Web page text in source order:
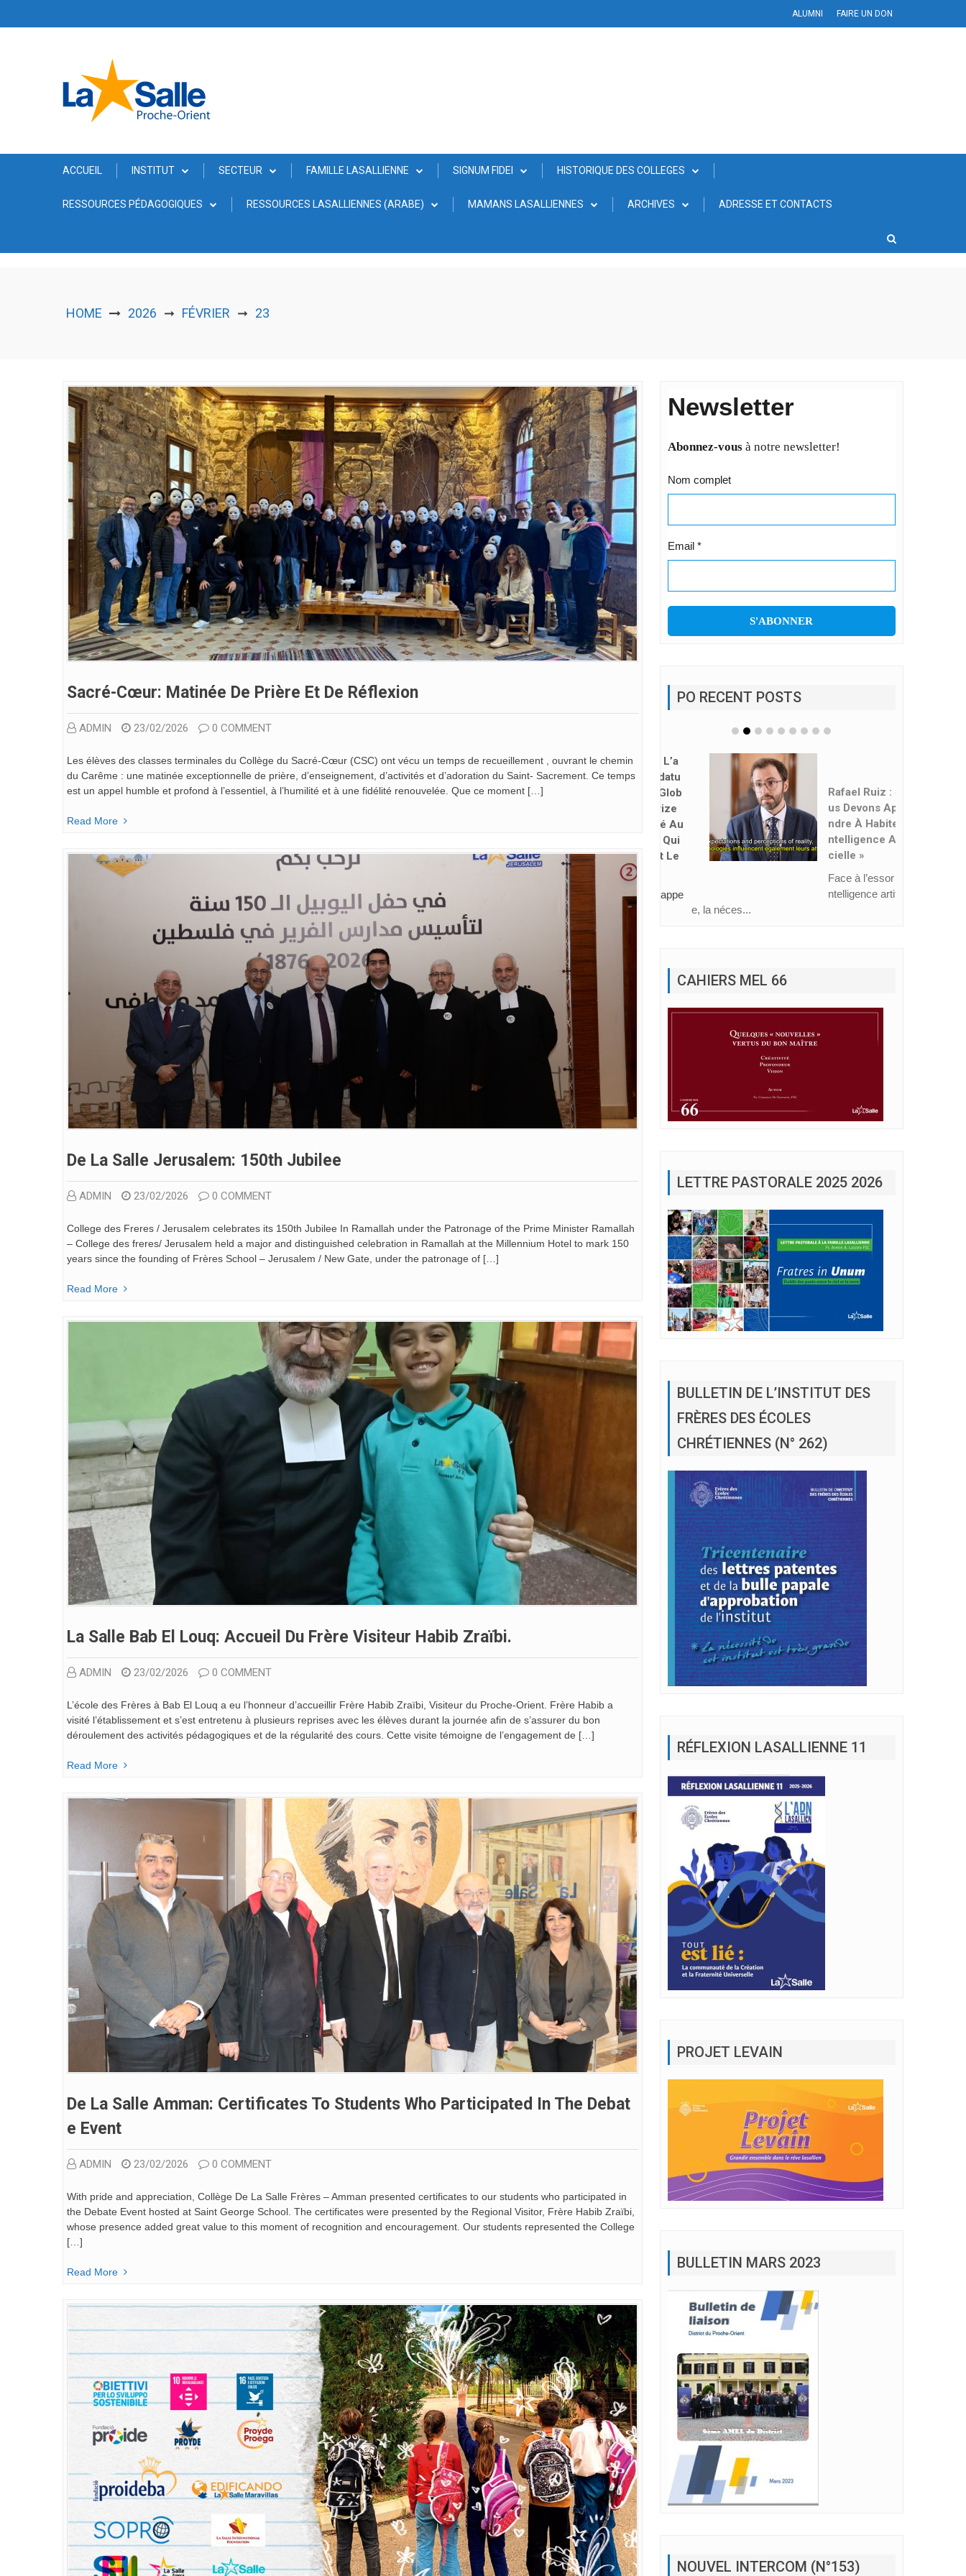
ALUMNI FAIRE UN DON
ACCUEIL INSTITUT SECTEUR FAMILLE LASALLIENNE SIGNUM FIDEI HISTORIQUE DES COLLEGES
RESSOURCES PÉDAGOGIQUES RESSOURCES LASALLIENNES (ARABE) MAMANS LASALLIENNES ARCHIVES ADRESSE ET CONTACTS
HOME 2026 ➞ FÉVRIER ➞ 23
Sacré-Cœur: Matinée De Prière Et De Réflexion
ADMIN 23/02/2026 0 COMMENT
Les élèves des classes terminales du Collège du Sacré-Cœur (CSC) ont vécu un temps de recueillement , ouvrant le chemin
du Carême : une matinée exceptionnelle de prière, d’enseignement, d’activités et d’adoration du Saint- Sacrement. Ce temps
est un appel humble et profond à l’essentiel, à l’humilité et à une fidélité renouvelée. Que ce moment […]
Read More
De La Salle Jerusalem: 150th Jubilee
ADMIN 23/02/2026 0 COMMENT
College des Freres / Jerusalem celebrates its 150th Jubilee In Ramallah under the Patronage of the Prime Minister Ramallah
– College des freres/ Jerusalem held a major and distinguished celebration in Ramallah at the Millennium Hotel to mark 150
years since the founding of Frères School – Jerusalem / New Gate, under the patronage of […]
Read More
La Salle Bab El Louq: Accueil Du Frère Visiteur Habib Zraïbi.
ADMIN 23/02/2026 0 COMMENT
L’école des Frères à Bab El Louq a eu l’honneur d’accueillir Frère Habib Zraïbi, Visiteur du Proche-Orient. Frère Habib a
visité l’établissement et s’est entretenu à plusieurs reprises avec les élèves durant la journée afin de s’assurer du bon
déroulement des activités pédagogiques et de la régularité des cours. Cette visite témoigne de l’engagement de […]
Read More
De La Salle Amman: Certificates To Students Who Participated In The Debat
E Event
ADMIN 23/02/2026 0 COMMENT
With pride and appreciation, Collège De La Salle Frères – Amman presented certificates to our students who participated in
the Debate Event hosted at Saint George School. The certificates were presented by the Regional Visitor, Frère Habib Zraïbi,
whose presence added great value to this moment of recognition and encouragement. Our students represented the College
[…]
Read More
Newsletter
Abonnez-vousà notre newsletter!
Nom complet
Email *
PO RECENT POSTS
Ndre À Habiter L’i
Ntelligence Artifi
Cielle »
Face à l’essor de l’i
ntelligence artificiell
FRÈRES DES ÉCOLES
CHRÉTIENNES (N° 262)